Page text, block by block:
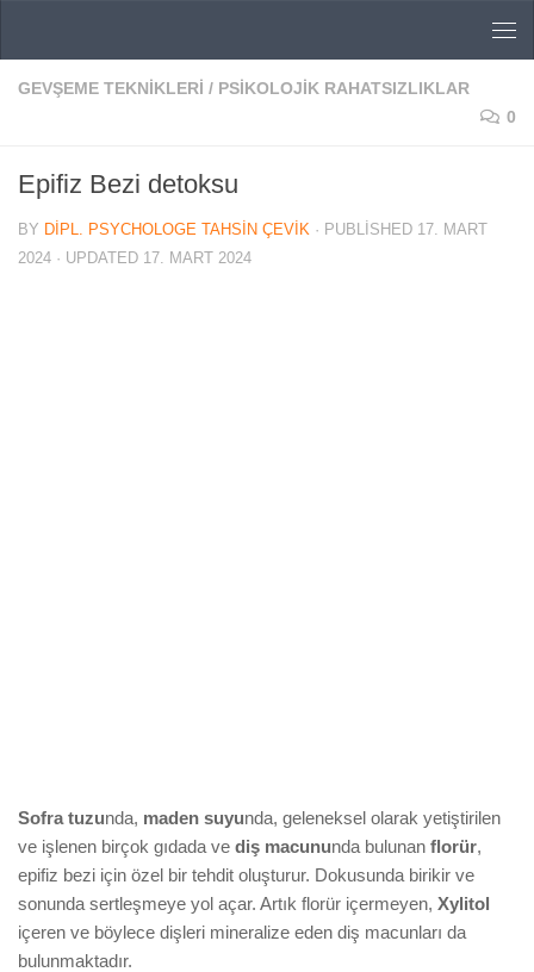
GEVŞEME TEKNIKLERI / PSIKOLOJIK RAHATSIZLIKLAR
0
Epifiz Bezi detoksu
BY DIPL. PSYCHOLOGE TAHSIN ÇEVIK · PUBLISHED 17. MART
2024 · UPDATED 17. MART 2024
Sofra tuzunda, maden suyunda, geleneksel olarak yetiştirilen
ve işlenen birçok gıdada ve diş macununda bulunan florür,
epifiz bezi için özel bir tehdit oluşturur. Dokusunda birikir ve
sonunda sertleşmeye yol açar. Artık florür içermeyen, Xylitol
içeren ve böylece dişleri mineralize eden diş macunları da
bulunmaktadır.